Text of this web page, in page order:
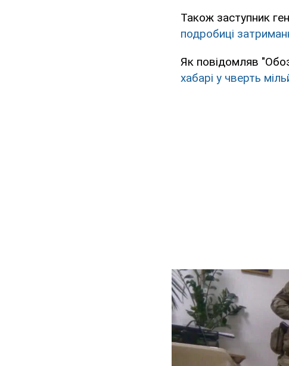
Також заступник
подробиці
Як повідомляв
хабарі у чверть